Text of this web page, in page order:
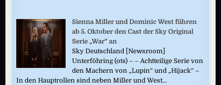
Sienna Miller und Dominic West führen
ab 5. Oktober den Cast der Sky Original
Serie „War“ an
Sky Deutschland [Newsroom]
Unterföhring (ots) – – Achtteilige Serie von
den Machern von „Lupin“ und „Hijack“ –
In den Hauptrollen sind neben Miller und West...